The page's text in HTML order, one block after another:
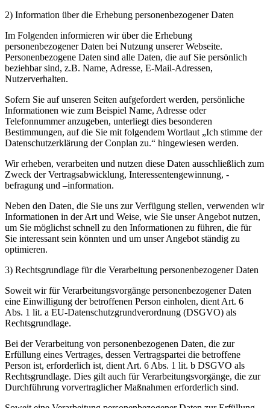
2) Information über die Erhebung personenbezogener Daten
Im Folgenden informieren wir über die Erhebung
personenbezogener Daten bei Nutzung unserer Webseite.
Personenbezogene Daten sind alle Daten, die auf Sie persönlich
beziehbar sind, z.B. Name, Adresse, E-​Mail-Adressen,
Nutzerverhalten.
Sofern Sie auf unseren Seiten aufgefordert werden, persönliche
Informationen wie zum Beispiel Name, Adresse oder
Telefonnummer anzugeben, unterliegt dies besonderen
Bestimmungen, auf die Sie mit folgendem Wortlaut „Ich stimme der
Datenschutzerklärung der Conplan zu.“ hingewiesen werden.
Wir erheben, verarbeiten und nutzen diese Daten ausschließlich zum
Zweck der Vertragsabwicklung, Interessentengewinnung, -​
befragung und –information.
Neben den Daten, die Sie uns zur Verfügung stellen, verwenden wir
Informationen in der Art und Weise, wie Sie unser Angebot nutzen,
um Sie möglichst schnell zu den Informationen zu führen, die für
Sie interessant sein könnten und um unser Angebot ständig zu
optimieren.
3) Rechtsgrundlage für die Verarbeitung personenbezogener Daten
Soweit wir für Verarbeitungsvorgänge personenbezogener Daten
eine Einwilligung der betroffenen Person einholen, dient Art. 6
Abs. 1 lit. a EU-​Datenschutzgrundverordnung (DSGVO) als
Rechtsgrundlage.
Bei der Verarbeitung von personenbezogenen Daten, die zur
Erfüllung eines Vertrages, dessen Vertragspartei die betroffene
Person ist, erforderlich ist, dient Art. 6 Abs. 1 lit. b DSGVO als
Rechtsgrundlage. Dies gilt auch für Verarbeitungsvorgänge, die zur
Durchführung vorvertraglicher Maßnahmen erforderlich sind.